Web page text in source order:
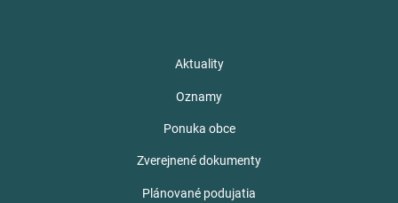
Aktuality
Oznamy
Ponuka obce
Zverejnené dokumenty
Plánované podujatia